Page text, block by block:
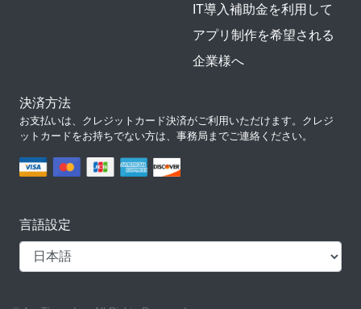
IT導入補助金を利用して
アプリ制作を希望される
企業様へ
決済方法
お支払いは、クレジットカード決済がご利用いただけます。クレジ
ットカードをお持ちでない方は、事務局までご連絡ください。
言語設定